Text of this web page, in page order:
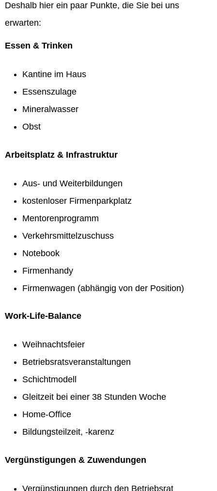
Deshalb hier ein paar Punkte, die Sie bei uns
erwarten:
Essen & Trinken
Kantine im Haus
Essenszulage
Mineralwasser
Obst
Arbeitsplatz & Infrastruktur
Aus- und Weiterbildungen
kostenloser Firmenparkplatz
Mentorenprogramm
Verkehrsmittelzuschuss
Notebook
Firmenhandy
Firmenwagen (abhängig von der Position)
Work-Life-Balance
Weihnachtsfeier
Betriebsratsveranstaltungen
Schichtmodell
Gleitzeit bei einer 38 Stunden Woche
Home-Office
Bildungsteilzeit, -karenz
Vergünstigungen & Zuwendungen
Vergünstigungen durch den Betriebsrat